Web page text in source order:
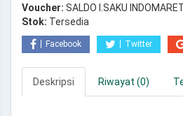
Voucher: SALDO I.SAKU
Stok: Tersedia
Facebook Twitter
Deskripsi Riwayat (0)